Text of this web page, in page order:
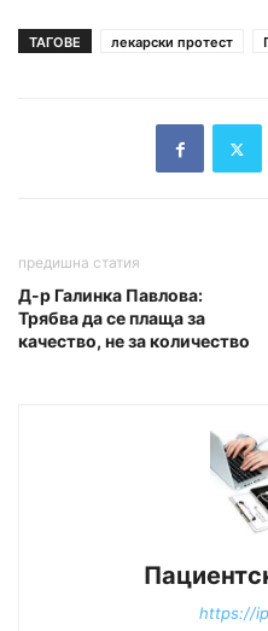
ТАГОВЕ лекарски протест
предишна статия
Д-р Галинка Павлова:
Трябва да се плаща за
качество, не за количество
https://